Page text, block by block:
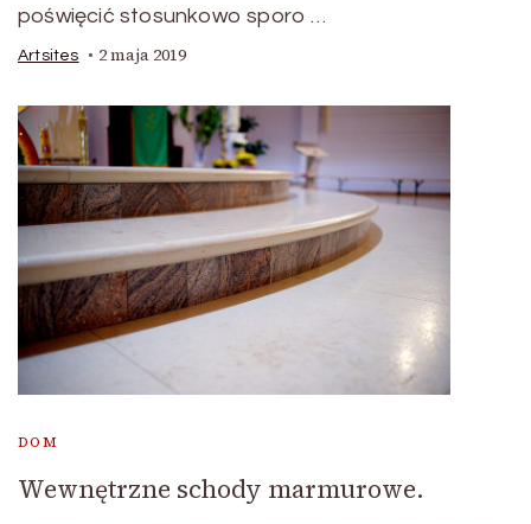
poświęcić stosunkowo sporo …
Artsites 2 maja 2019
DOM
Wewnętrzne schody marmurowe.